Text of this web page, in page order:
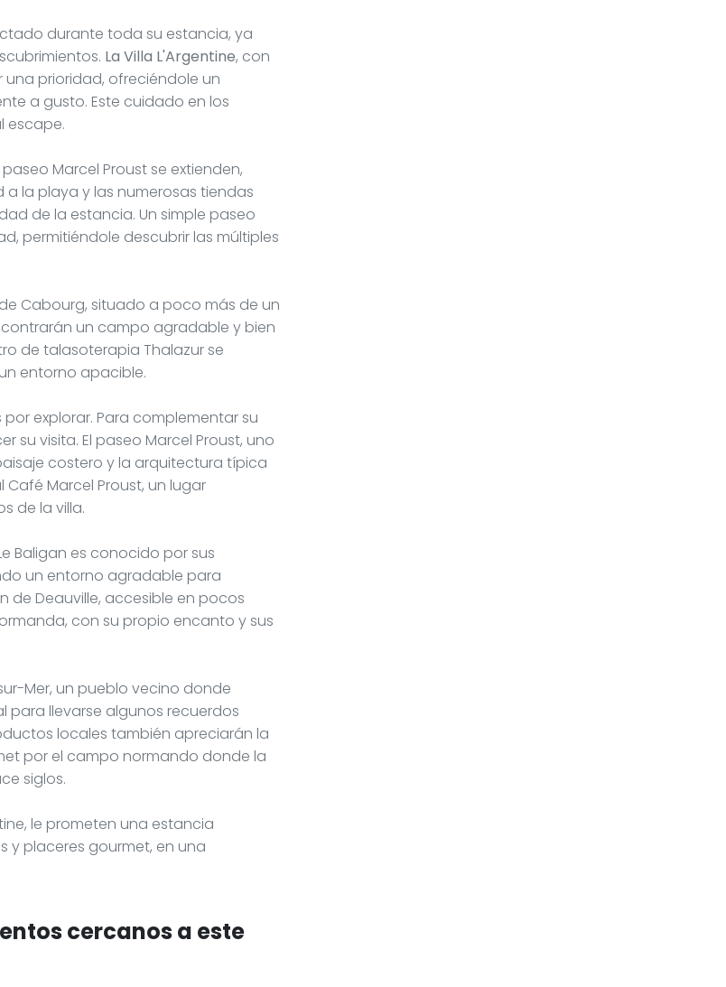
durante toda su estancia, ya
La Villa L'Argentine, con
prioridad, ofreciéndole un
a gusto. Este cuidado en los
escape.
Marcel Proust se extienden,
la playa y las numerosas tiendas
de la estancia. Un simple paseo
permitiéndole descubrir las múltiples
Cabourg, situado a poco más de un
un campo agradable y bien
de talasoterapia Thalazur se
entorno apacible.
explorar. Para complementar su
su visita. El paseo Marcel Proust, uno
costero y la arquitectura típica
Café Marcel Proust, un lugar
de la villa.
Baligan es conocido por sus
un entorno agradable para
de Deauville, accesible en pocos
con su propio encanto y sus
Mer, un pueblo vecino donde
para llevarse algunos recuerdos
locales también apreciarán la
por el campo normando donde la
siglos.
le prometen una estancia
y placeres gourmet, en una
cercanos a este